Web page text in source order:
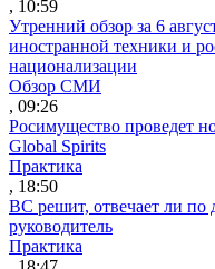
, 10:59
Утренний обзор за 6
иностранной техники и
национализации
Обзор СМИ
, 09:26
Росимущество проведет
Global Spirits
Практика
, 18:50
ВС решит, отвечает ли
руководитель
Практика